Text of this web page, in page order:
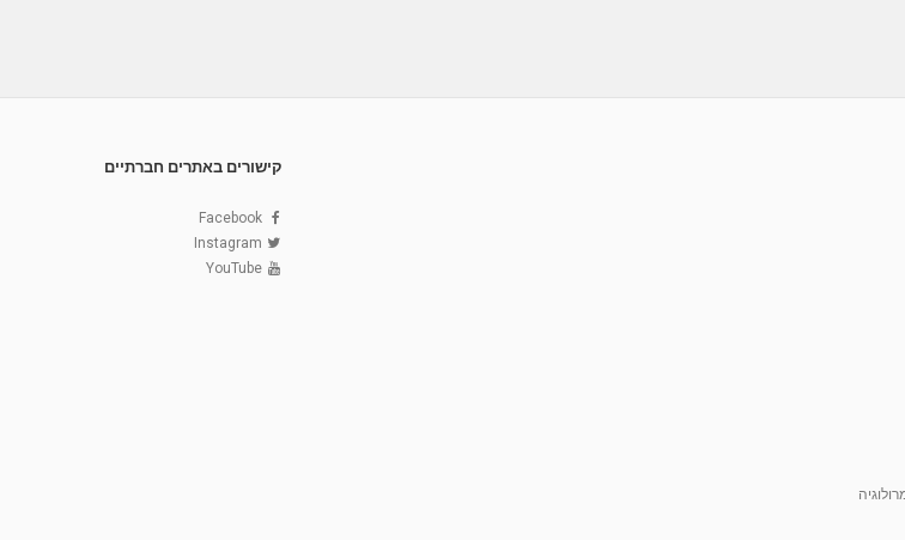
קישורים באתרים חברתיים
Facebook
Instagram
YouTube